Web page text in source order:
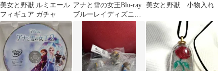
美女と野獣 ルミエール
フィギュア ガチャ
アナと雪の女王Blu-ray
ブルーレイディズニー
アニメスタジオジブリ
美女と野獣 小物入れ